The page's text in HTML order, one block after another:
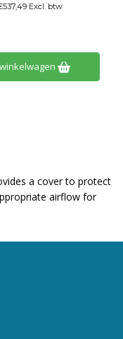
Excl. btw
a cover to protect
airflow for